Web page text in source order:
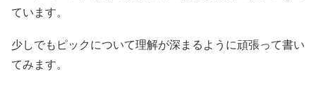
ています。
少しでもピックについて理解が深まるように頑張って書い
てみます。